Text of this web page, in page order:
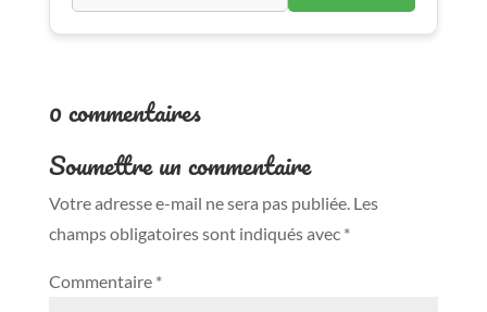
0 commentaires
Soumettre un commentaire
Votre adresse e-mail ne sera pas publiée. Les
champs obligatoires sont indiqués avec *
Commentaire *